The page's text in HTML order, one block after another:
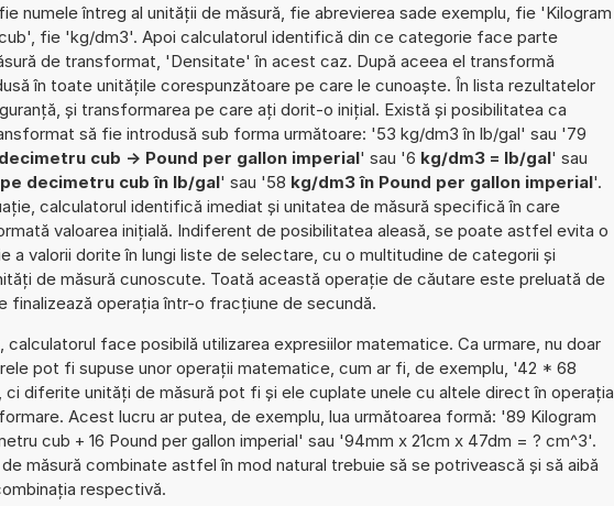
numele întreg al unității de măsură, fie abrevierea sade exemplu, fie 'Kilogram
fie 'kg/dm3'. Apoi calculatorul identifică din ce categorie face parte
de transformat, 'Densitate' în acest caz. După aceea el transformă
în toate unitățile corespunzătoare pe care le cunoaște. În lista rezultatelor
și transformarea pe care ați dorit-o inițial. Există și posibilitatea ca
să fie introdusă sub forma următoare: '53 kg/dm3 în lb/gal' sau '79
cub -> Pound per gallon imperial' sau '6 kg/dm3 = lb/gal' sau
decimetru cub în lb/gal' sau '58 kg/dm3 în Pound per gallon imperial'.
calculatorul identifică imediat și unitatea de măsură specifică în care
valoarea inițială. Indiferent de posibilitatea aleasă, se poate astfel evita o
a valorii dorite în lungi liste de selectare, cu o multitudine de categorii și
de măsură cunoscute. Toată această operație de căutare este preluată de
finalizează operația într-o fracțiune de secundă.
calculatorul face posibilă utilizarea expresiilor matematice. Ca urmare, nu doar
pot fi supuse unor operații matematice, cum ar fi, de exemplu, '42 * 68
ci diferite unități de măsură pot fi și ele cuplate unele cu altele direct în operația
Acest lucru ar putea, de exemplu, lua următoarea formă: '89 Kilogram
cub + 16 Pound per gallon imperial' sau '94mm x 21cm x 47dm = ? cm^3'.
măsură combinate astfel în mod natural trebuie să se potrivească și să aibă
respectivă.